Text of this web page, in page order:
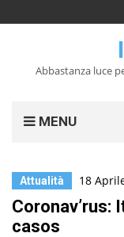
Abbastanza luce
MENU
Attualità 18
Coronav’rus:
casos